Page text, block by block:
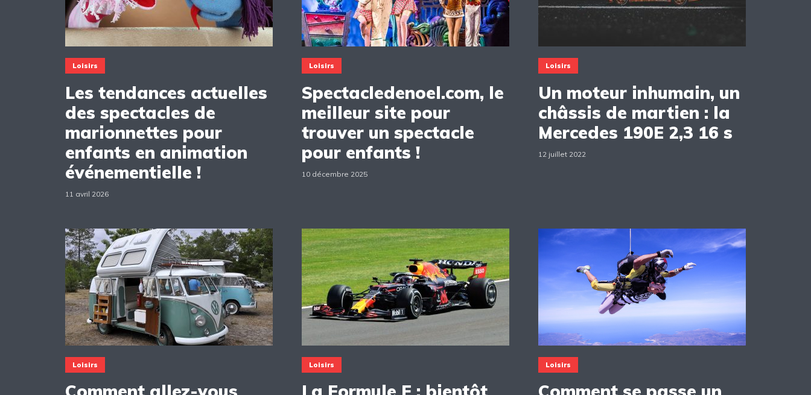
Loisirs
Les tendances actuelles
des spectacles de
marionnettes pour
enfants en animation
événementielle !
11 avril 2026
Loisirs
Spectacledenoel.com, le
meilleur site pour
trouver un spectacle
pour enfants !
10 décembre 2025
Loisirs
Un moteur inhumain, un
châssis de martien : la
Mercedes 190E 2,3 16 s
12 juillet 2022
Loisirs Loisirs Loisirs